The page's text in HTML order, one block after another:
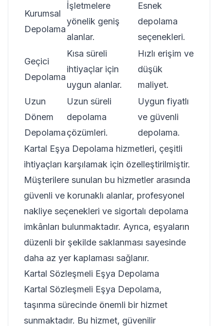
Kurumsal
Depolama
İşletmelere
yönelik geniş
alanlar.
Esnek
depolama
seçenekleri.
Geçici
Depolama
Kısa süreli
ihtiyaçlar için
uygun alanlar.
Hızlı erişim ve
düşük
maliyet.
Uzun
Dönem
Depolama
Uzun süreli
depolama
çözümleri.
Uygun fiyatlı
ve güvenli
depolama.
Kartal Eşya Depolama hizmetleri, çeşitli
ihtiyaçları karşılamak için özelleştirilmiştir.
Müşterilere sunulan bu hizmetler arasında
güvenli ve korunaklı alanlar, profesyonel
nakliye seçenekleri ve sigortalı depolama
imkânları bulunmaktadır. Ayrıca, eşyaların
düzenli bir şekilde saklanması sayesinde
daha az yer kaplaması sağlanır.
Kartal Sözleşmeli Eşya Depolama
Kartal Sözleşmeli Eşya Depolama,
taşınma sürecinde önemli bir hizmet
sunmaktadır. Bu hizmet, güvenilir